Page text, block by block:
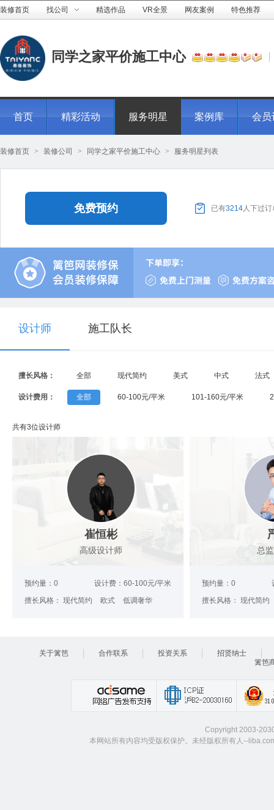
装修首页 找公司 精选作品 VR全景 网友案例 特色推荐
同学之家平价施工中心
首页 精彩活动 服务明星 案例库 会员
装修首页 > 装修公司 > 同学之家平价施工中心 > 服务明星列表
免费预约 已有3214人下过订
设计师 施工队长
擅长风格： 全部 现代简约 美式 中式 法式
设计费用： 全部 60-100元/平米 101-160元/平米
共有3位设计师
崔恒彬
高级设计师
预约量：0
设计费：60-100元/平米
擅长风格： 现代简约 欧式 低调奢华
总
预约量：0
擅长风格： 现代简约
关于篱笆 合作联系 投资关系
招贤纳士
篱笆
Copyright 2003-
本网站所有内容均受版权保护。未经版权所有人--